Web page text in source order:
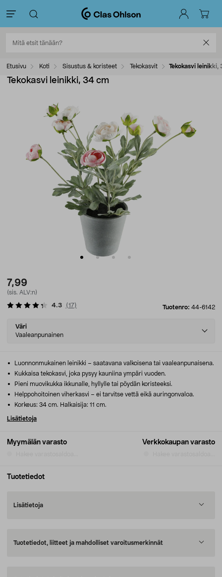
Etusivu Koti Sisustus & koristeet Tekokasvit Tekokasvi leinikki,
Tekokasvi leinikki, 34 cm
7,99
(sis. ALV:n)
Tuotenro: 44-6142
4.3 (17)
Select
variant
Väri
Vaaleanpunainen
Myymälän varasto Verkkokaupan varasto
Luonnonmukainen leinikki – saatavana valkoisena tai vaaleanpunaisena.
Kukkaisa tekokasvi, joka pysyy kauniina ympäri vuoden.
Pieni muovikukka ikkunalle, hyllylle tai pöydän koristeeksi.
Helppohoitoinen viherkasvi – ei tarvitse vettä eikä auringonvaloa.
Korkeus: 34 cm. Halkaisija: 11 cm.
Lisätietoja
Tuotetiedot
Lisätietoja
Tuotetiedot, liitteet ja mahdolliset varoitusmerkinnät